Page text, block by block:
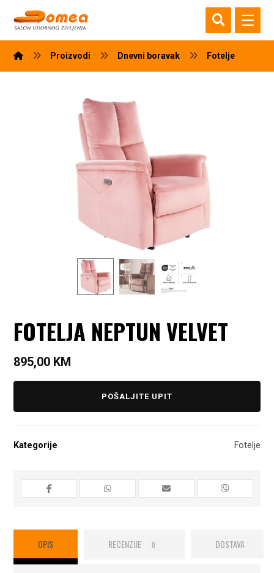
Proizvodi Dnevni boravak Fotelje
FOTELJA NEPTUN VELVET
895,00 KM
POŠALJITE UPIT
Kategorije Fotelje
OPIS RECENZIJE 0 DOSTAVA